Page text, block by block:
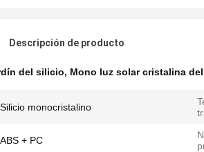
Descripción de producto
del silicio, Mono luz solar cristalina
Silicio monocristalino
ABS + PC